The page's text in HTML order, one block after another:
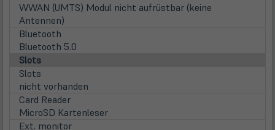
WWAN (UMTS) Modul nicht aufrüstbar (keine
Antennen)
Bluetooth
Bluetooth 5.0
Slots
Slots
nicht vorhanden
Card Reader
MicroSD Kartenleser
Ext. monitor